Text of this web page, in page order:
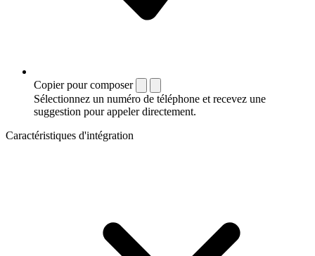
Copier pour composer
Sélectionnez un numéro de téléphone et recevez une
suggestion pour appeler directement.
Caractéristiques d'intégration